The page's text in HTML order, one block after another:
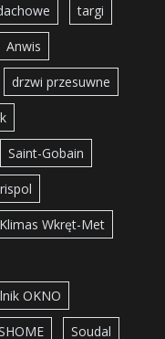
targi
Anwis
drzwi przesuwne
Saint-Gobain
Klimas Wkręt-Met
OKNO
Soudal